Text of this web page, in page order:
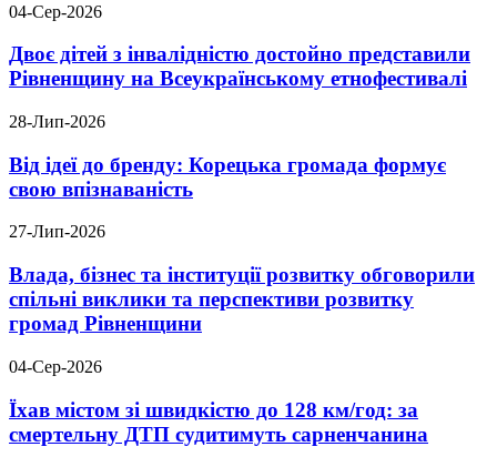
04-Сер-2026
Двоє дітей з інвалідністю достойно представили
Рівненщину на Всеукраїнському етнофестивалі
28-Лип-2026
Від ідеї до бренду: Корецька громада формує
свою впізнаваність
27-Лип-2026
Влада, бізнес та інституції розвитку обговорили
спільні виклики та перспективи розвитку
громад Рівненщини
04-Сер-2026
Їхав містом зі швидкістю до 128 км/год: за
смертельну ДТП судитимуть сарненчанина